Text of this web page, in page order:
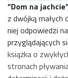
“Dom na
z dwójką małych
niej odpowiedzi
przyglądających
książka o
stronach